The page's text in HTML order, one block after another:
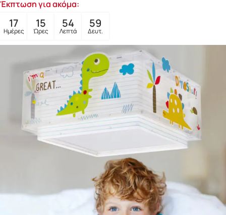
Έκπτωση για ακόμα:
17
Ημέρες
15
Ώρες
54
Λεπτά
57
Δευτ.